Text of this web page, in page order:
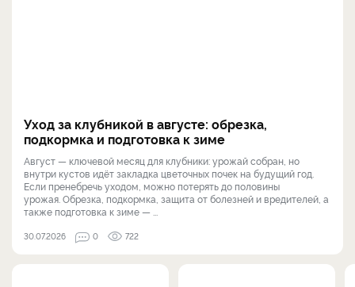
Уход за клубникой в августе: обрезка,
подкормка и подготовка к зиме
Август — ключевой месяц для клубники: урожай собран, но
внутри кустов идёт закладка цветочных почек на будущий год.
Если пренебречь уходом, можно потерять до половины
урожая. Обрезка, подкормка, защита от болезней и вредителей, а
также подготовка к зиме — ...
30.07.2026 0 722